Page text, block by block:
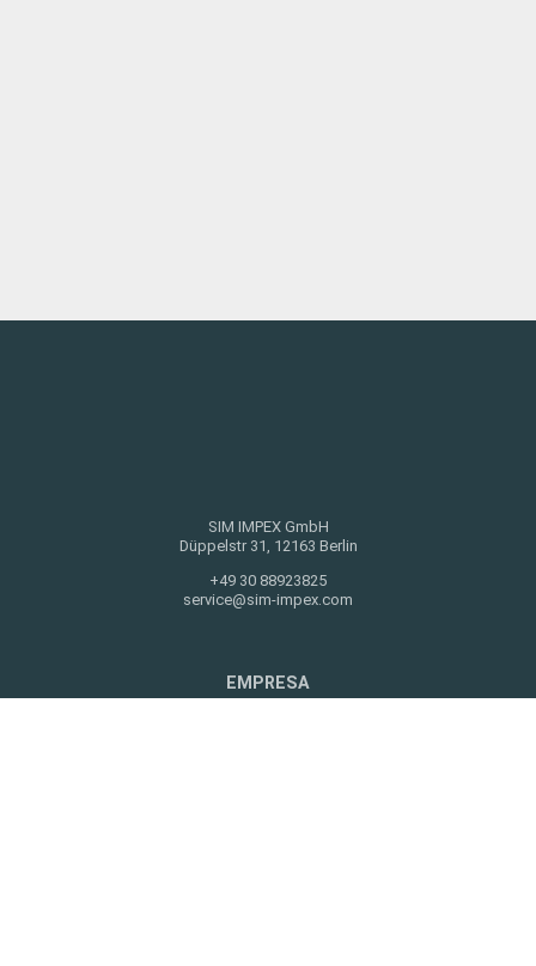
SIM IMPEX GmbH
Düppelstr 31, 12163 Berlin
+49 30 88923825
service@sim-impex.com
EMPRESA